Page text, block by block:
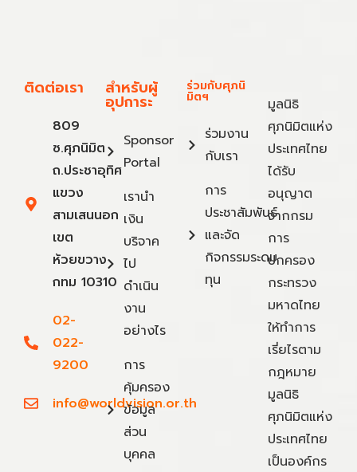
ติดต่อเรา
809
ซ.ศุภนิมิต
ถ.ประชาอุทิศ
แขวง
สามเสนนอก
เขต
ห้วยขวาง
กทม 10310
02-
022-
9200
info@worldvision.or.th
สำหรับผู้
อุปการะ
Sponsor
Portal
เรานำ
เงิน
บริจาค
ไป
ดำเนิน
งาน
อย่างไร
การ
คุ้มครอง
ข้อมูล
ส่วน
บุคคล
ร่วมกับศุภนิ
มิตฯ
ร่วมงาน
กับเรา
การ
ประชาสัมพันธ์
และจัด
กิจกรรมระดม
ทุน
มูลนิธิ
ศุภนิมิตแห่ง
ประเทศไทย
ได้รับ
อนุญาต
จากกรม
การ
ปกครอง
กระทรวง
มหาดไทย
ให้ทำการ
เรี่ยไรตาม
กฎหมาย
มูลนิธิ
ศุภนิมิตแห่ง
ประเทศไทย
เป็นองค์กร